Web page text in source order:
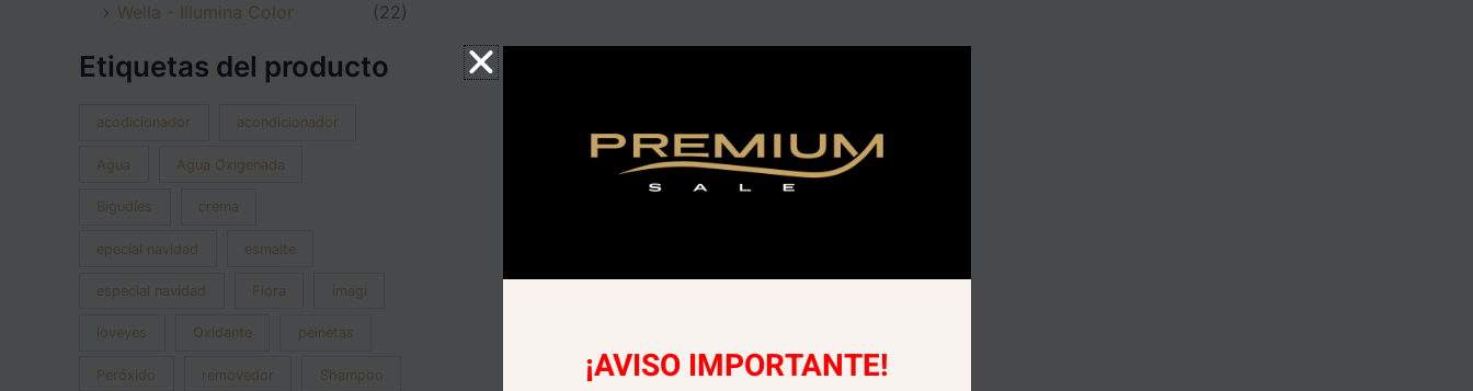
Wella - Illumina Color
(22)
Etiquetas del producto
acodicionador acondicionador
Agua Agua Oxigenada
Bigudíes crema
epecial navidad esmalte
especial navidad Flora imagi
loveyes Oxidante peinetas
Peróxido removedor Shampoo ¡AVISO IMPORTANTE!